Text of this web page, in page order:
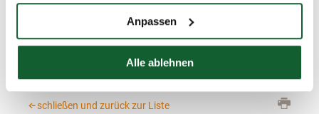
Anpassen
Alle ablehnen
Zulagenbescheinigung (§ 92 EStG) beim Anbieter
Ihres Riester-Vertrages eingegangen sein.
schließen und zurück zur Liste